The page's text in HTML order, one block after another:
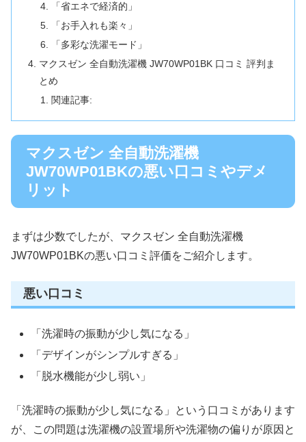
「省エネで経済的」
「お手入れも楽々」
「多彩な洗濯モード」
マクスゼン 全自動洗濯機 JW70WP01BK 口コミ 評判ま
とめ
関連記事:
マクスゼン 全自動洗濯機
JW70WP01BKの悪い口コミやデメ
リット
まずは少数でしたが、マクスゼン 全自動洗濯機
JW70WP01BKの悪い口コミ評価をご紹介します。
悪い口コミ
「洗濯時の振動が少し気になる」
「デザインがシンプルすぎる」
「脱水機能が少し弱い」
「洗濯時の振動が少し気になる」という口コミがあります
が、この問題は洗濯機の設置場所や洗濯物の偏りが原因と